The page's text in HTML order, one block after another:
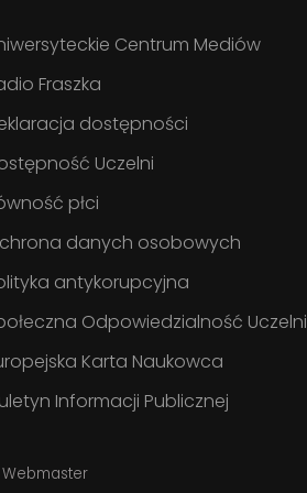
Centrum Mediów
Fraszka
dostępności
Uczelni
płci
danych osobowych
antykorupcyjna
Odpowiedzialność Uczelni
Karta Naukowca
Informacji Publicznej
Webmaster